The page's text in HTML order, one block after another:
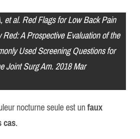
et al. Red Flags for Low Back Pain
A Prospective Evaluation of the
Used Screening Questions for
Joint Surg Am. 2018 Mar
nocturne seule est unfaux
cas.